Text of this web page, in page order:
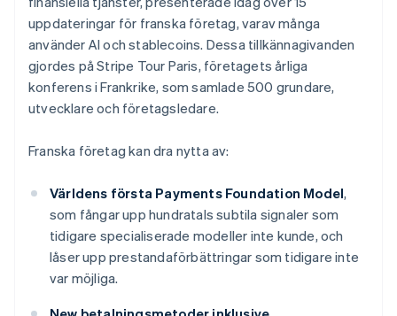
Identitetsverifiering online
Stripe Sessions 2026
Partner
Stripe App Marketplace
uppdateringar för franska företag, varav många
använder AI och stablecoins. Dessa tillkännagivanden
gjordes på Stripe Tour Paris, företagets årliga
konferens i Frankrike, som samlade 500 grundare,
utvecklare och företagsledare.
Franska företag kan dra nytta av:
Världens första Payments Foundation Model,
som fångar upp hundratals subtila signaler som
tidigare specialiserade modeller inte kunde, och
låser upp prestandaförbättringar som tidigare inte
var möjliga.
NederlandsFrançaisDeutschEnglish
Brasilien
Bulgarien
English
Cypern
Danmark
English
Fastlandskina
简体中文 English
Finland
EnglishSvenska
Frankrike